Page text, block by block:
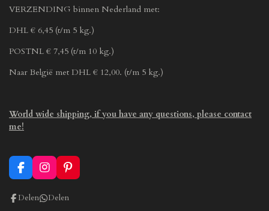
VERZENDING binnen Nederland met:
DHL € 6,45 (t/m 5 kg.)
POSTNL € 7,45 (t/m 10 kg.)
Naar België met DHL € 12,00. (t/m 5 kg.)
World wide shipping, if you have any questions, please contact
me!
F
a
c
I
n
s
t
P
i
n
Delen Delen